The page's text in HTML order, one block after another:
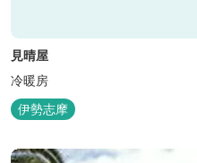
見晴屋
冷暖房
伊勢志摩